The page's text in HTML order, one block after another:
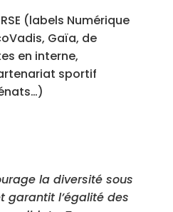
(labels Numérique
Gaïa, de
en interne,
sportif
la diversité sous
garantit l’égalité des